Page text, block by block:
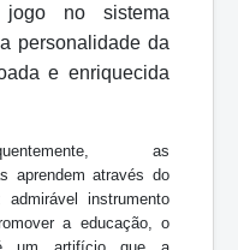
no sistema
personalidade da
e enriquecida
as
aprendem através do
admirável instrumento
a educação, o